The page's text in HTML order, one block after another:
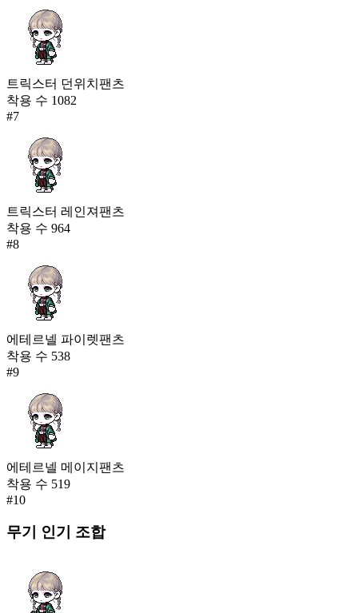
트릭스터 던위치팬츠
착용 수 1082
#7
트릭스터 레인져팬츠
착용 수 964
#8
에테르넬 파이렛팬츠
착용 수 538
#9
에테르넬 메이지팬츠
착용 수 519
#10
무기 인기 조합